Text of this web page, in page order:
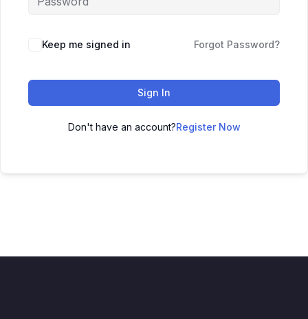
Keep me signed in Forgot Password?
Sign In
Don't have an account?Register Now